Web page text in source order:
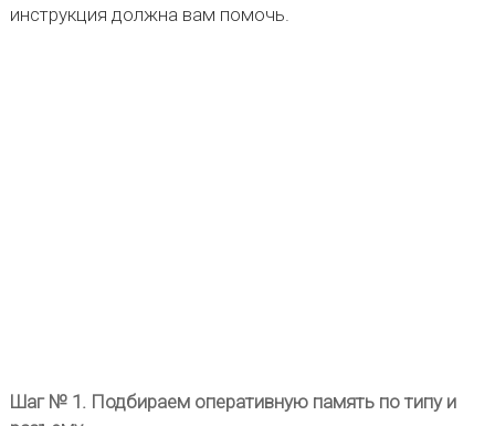
инструкция должна вам помочь.
Шаг № 1. Подбираем оперативную память по типу и